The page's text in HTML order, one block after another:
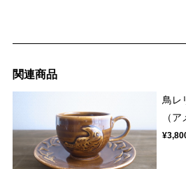
関連商品
鳥レ
（ア